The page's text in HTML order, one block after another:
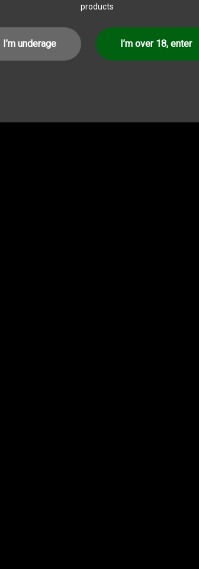
products
I’m underage I’m over 18, enter